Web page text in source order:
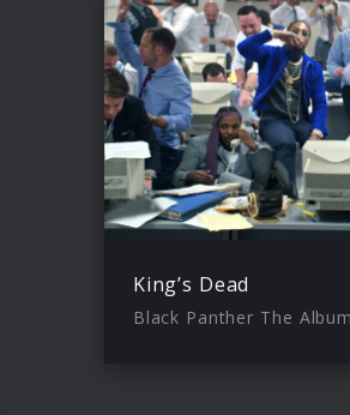
King’s Dead
Black Panther The Album